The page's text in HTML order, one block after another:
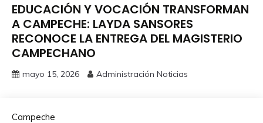
EDUCACIÓN Y VOCACIÓN TRANSFORMAN
A CAMPECHE: LAYDA SANSORES
RECONOCE LA ENTREGA DEL MAGISTERIO
CAMPECHANO
mayo 15, 2026 Administración Noticias
Campeche